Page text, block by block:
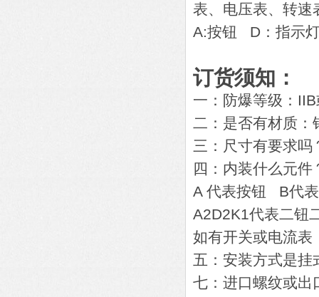
表、电压表、转
A:按钮 D：指示
订货须知：
一：防爆等级：
二：是否有材质：
三：尺寸有要求吗
四：内装什么元件
A 代表按钮 B代
A2D2K1代表二钮
如有开关或电流表
五：安装方式是挂
七：进口螺纹或出